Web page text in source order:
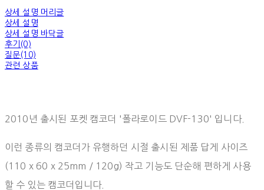
상세 설명 머리글
상세 설명
상세 설명 바닥글
후기(0)
질문(10)
관련 상품
2010년 출시된 포켓 캠코더 '폴라로이드 DVF-130' 입니다.
이런 종류의 캠코더가 유행하던 시절 출시된 제품 답게 사이즈
(110 x 60 x 25mm / 120g) 작고 기능도 단순해 편하게 사용
할 수 있는 캠코더입니다.